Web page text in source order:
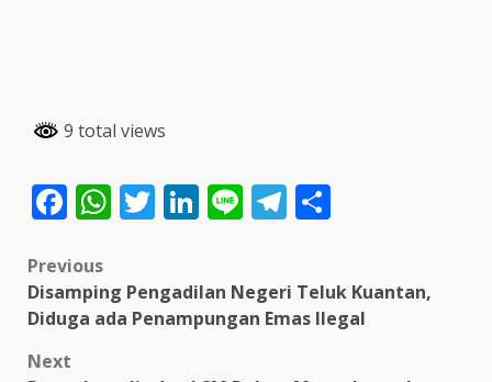
9 total views
Facebook
WhatsApp
Twitter
LinkedIn
LineTelegram
Post
navigation
Previous
Disamping Pengadilan Negeri Teluk Kuantan,
Diduga ada Penampungan Emas Ilegal
Next